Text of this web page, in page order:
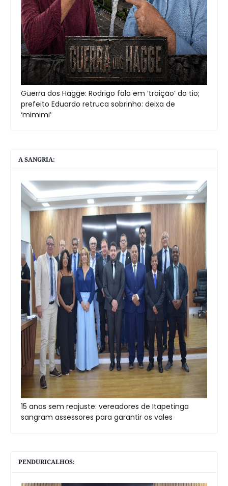
Guerra dos Hagge: Rodrigo fala em ‘traição’ do tio;
prefeito Eduardo retruca sobrinho: deixa de
‘mimimi’
A SANGRIA:
15 anos sem reajuste: vereadores de Itapetinga
sangram assessores para garantir os vales
PENDURICALHOS: